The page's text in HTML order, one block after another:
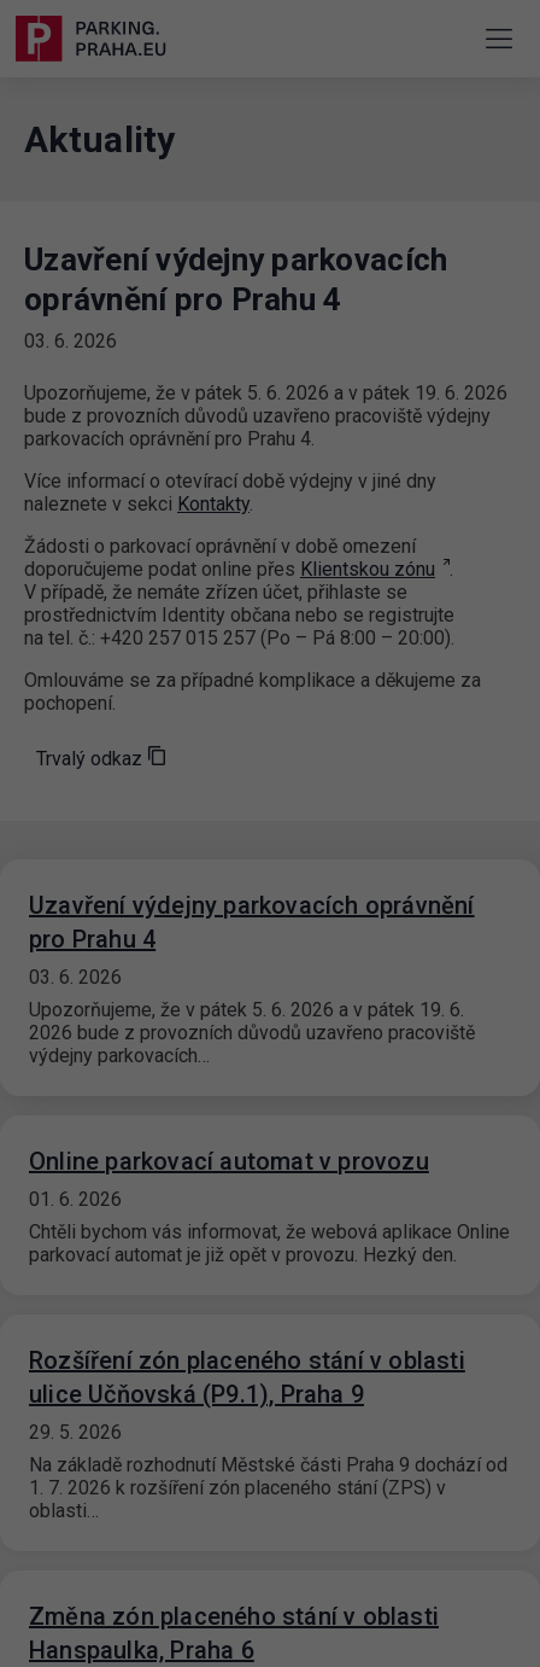
Aktuality
Uzavření výdejny parkovacích
oprávnění pro Prahu 4
03. 6. 2026
Upozorňujeme, že v pátek 5. 6. 2026 a v pátek 19. 6. 2026
bude z provozních důvodů uzavřeno pracoviště výdejny
parkovacích oprávnění pro Prahu 4.
Více informací o otevírací době výdejny v jiné dny
naleznete v sekci Kontakty.
Žádosti o parkovací oprávnění v době omezení
doporučujeme podat online přes Klientskou zónu
.
V případě, že nemáte zřízen účet, přihlaste se
prostřednictvím Identity občana nebo se registrujte
na tel. č.: +420 257 015 257 (Po – Pá 8:00 – 20:00).
Omlouváme se za případné komplikace a děkujeme za
pochopení.
Trvalý odkaz
Uzavření výdejny parkovacích oprávnění
pro Prahu 4
03. 6. 2026
Upozorňujeme, že v pátek 5. 6. 2026 a v pátek 19. 6.
2026 bude z provozních důvodů uzavřeno pracoviště
výdejny parkovacích…
Online parkovací automat v provozu
01. 6. 2026
Chtěli bychom vás informovat, že webová aplikace Online
parkovací automat je již opět v provozu. Hezký den.
Rozšíření zón placeného stání v oblasti
ulice Učňovská (P9.1), Praha 9
29. 5. 2026
Na základě rozhodnutí Městské části Praha 9 dochází od
1. 7. 2026 k rozšíření zón placeného stání (ZPS) v
oblasti…
Změna zón placeného stání v oblasti
Hanspaulka, Praha 6